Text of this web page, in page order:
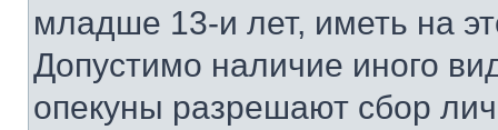
младше 13-и лет, иметь на
Допустимо наличие иного
опекуны разрешают сбор